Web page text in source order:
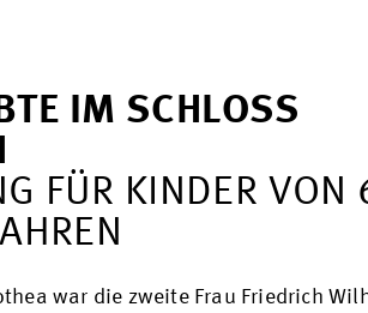
IM SCHLOSS
FÜR KINDER VON
war die zweite Frau Friedrich